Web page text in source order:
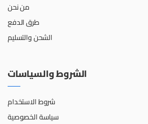
من نحن
طرق الدفع
الشحن والتسليم
الشروط والسياسات
شروط الاستخدام
سياسة الخصوصية